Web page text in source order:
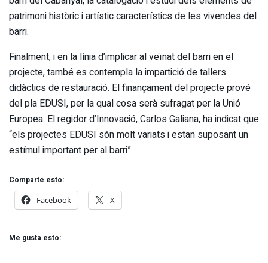
patrimoni històric i artístic característics de les vivendes del
barri.
Finalment, i en la línia d’implicar al veïnat del barri en el
projecte, també es contempla la impartició de tallers
didàctics de restauració. El finançament del projecte prové
del pla EDUSI, per la qual cosa serà sufragat per la Unió
Europea. El regidor d’Innovació, Carlos Galiana, ha indicat que
“els projectes EDUSI són molt variats i estan suposant un
estímul important per al barri”.
Comparte esto:
Facebook
X
Me gusta esto: